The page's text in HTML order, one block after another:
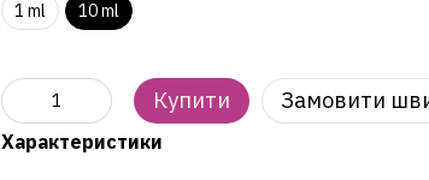
1 ml 10 ml
Купити Замовити
Характеристики